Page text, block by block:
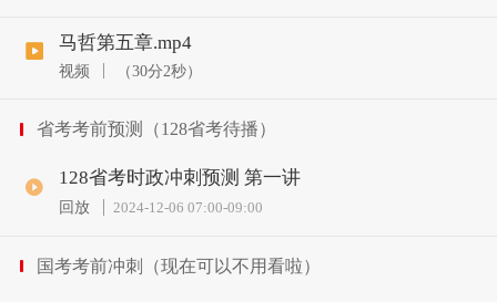
马哲第五章.mp4
视频 （30分2秒）
省考考前预测（128省考待播）
128省考时政冲刺预测 第一讲
回放 2024-12-06 07:00-09:00
国考考前冲刺（现在可以不用看啦）